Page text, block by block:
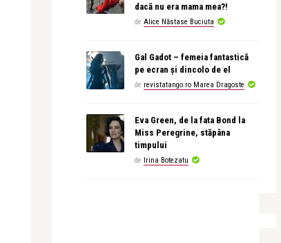
dacă nu era mama mea?!
de Alice Năstase Buciuta
Gal Gadot – femeia fantastică
pe ecran și dincolo de el
de revistatango.ro Marea Dragoste
Eva Green, de la fata Bond la
Miss Peregrine, stăpâna
timpului
de Irina Botezatu